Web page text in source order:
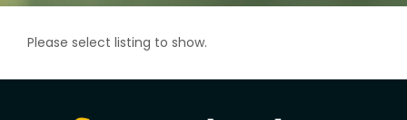
Please select listing to show.